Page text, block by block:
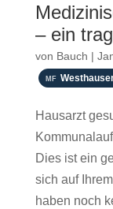
– ein
von Bauch |
Hausarzt
Dies ist ein
sich auf
haben noch